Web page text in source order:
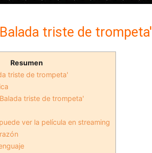
triste de trompeta'
Resumen
triste de trompeta'
triste de trompeta'
ver la película en streaming